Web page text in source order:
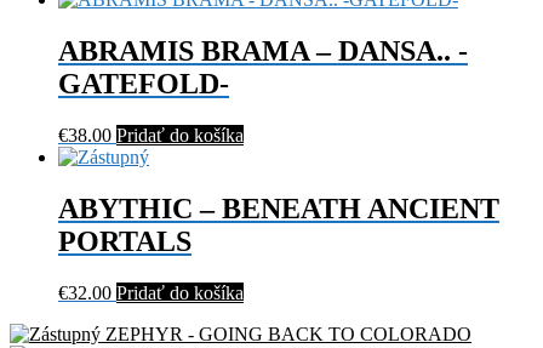
ABRAMIS BRAMA – DANSA.. -
GATEFOLD-
€38.00 Pridať do košíka
ABYTHIC – BENEATH ANCIENT
PORTALS
€32.00 Pridať do košíka
ZEPHYR - GOING BACK TO COLORADO